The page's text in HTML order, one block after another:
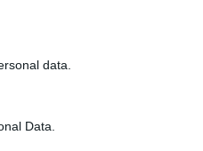
data.
Data.
τα
σου κάνει κλικ!